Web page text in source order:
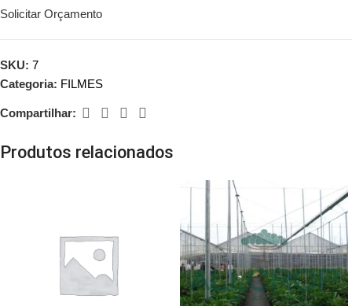
Solicitar Orçamento
SKU: 7
Categoria: FILMES
Compartilhar:
Produtos relacionados